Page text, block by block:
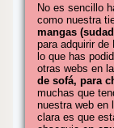
No es sencillo
como nuestra
mangas
para adquirir
lo que has
otras webs en
de sofá, para
muchas que
nuestra web en
clara es que